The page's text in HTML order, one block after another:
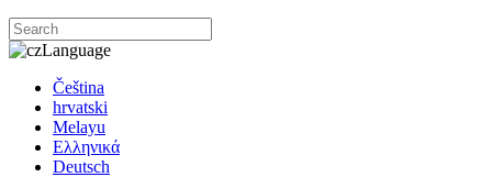
Language
Čeština
hrvatski
Melayu
Ελληνικά
Deutsch